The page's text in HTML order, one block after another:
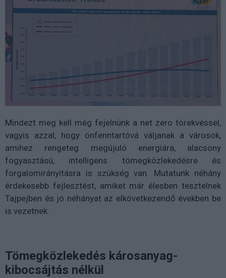
Mindezt meg kell még fejelnünk a net zero törekvéssel,
vagyis azzal, hogy önfenntartóvá váljanak a városok,
amihez rengeteg megújuló energiára, alacsony
fogyasztású, intelligens tömegközlekedésre és
forgalomirányításra is szükség van. Mutatunk néhány
érdekesebb fejlesztést, amiket már élesben tesztelnek
Tajpejben és jó néhányat az elkövetkezendő években be
is vezetnek.
Tömegközlekedés károsanyag-
kibocsájtás nélkül